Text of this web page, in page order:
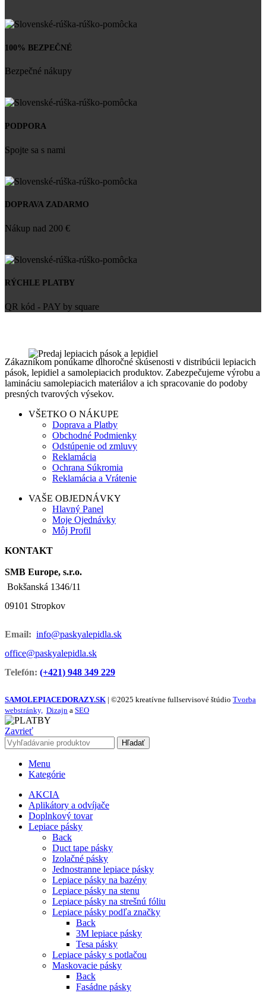
100% BEZPEČNÉ
Bezpečné nákupy
PODPORA
Spojte sa s nami
DOPRAVA ZADARMO
Nákup nad 200 €
RÝCHLE PLATBY
QR kód - PAY by square
Zákazníkom ponúkame dlhoročné skúsenosti v distribúcii lepiacich
pások, lepidiel a samolepiacich produktov. Zabezpečujeme výrobu a
lamináciu samolepiacich materiálov a ich spracovanie do podoby
presných tvarových výsekov.
VŠETKO O NÁKUPE
Doprava a Platby
Obchodné Podmienky
Odstúpenie od zmluvy
Reklamácia
Ochrana Súkromia
Reklamácia a Vrátenie
VAŠE OBJEDNÁVKY
Hlavný Panel
Moje Ojednávky
Môj Profil
KONTAKT
SMB Europe, s.r.o.
Bokšanská 1346/11
09101 Stropkov
Email: info@paskyalepidla.sk
office@paskyalepidla.sk
Telefón: (+421) 948 349 229
SAMOLEPIACEDORAZY.SK | ©2025 kreatívne fullservisové štúdio Tvorba
webstránky, Dizajn a SEO
Zavrieť
Hľadať
Menu
Kategórie
AKCIA
Aplikátory a odvíjače
Doplnkový tovar
Lepiace pásky
Back
Duct tape pásky
Izolačné pásky
Jednostranne lepiace pásky
Lepiace pásky na bazény
Lepiace pásky na stenu
Lepiace pásky na strešnú fóliu
Lepiace pásky podľa značky
Back
3M lepiace pásky
Tesa pásky
Lepiace pásky s potlačou
Maskovacie pásky
Back
Fasádne pásky